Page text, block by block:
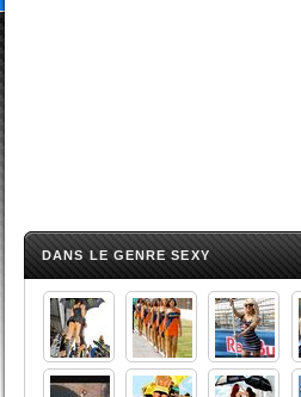
DANS LE GENRE SEXY